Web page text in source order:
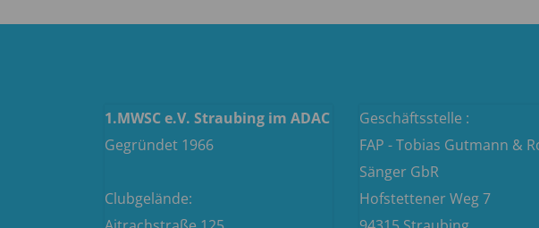
1.MWSC e.V. Straubing im ADAC
Gegründet 1966
Clubgelände:
Geschäftsstelle :
FAP - Tobias Gutmann &
Sänger GbR
Hofstettener Weg 7